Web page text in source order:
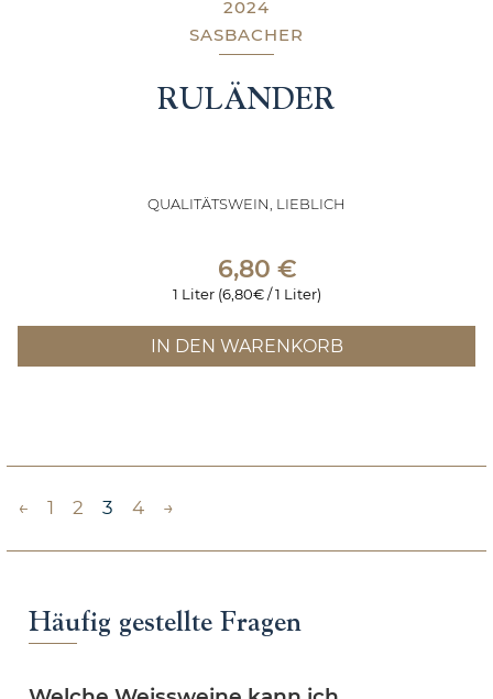
2024
SASBACHER
RULÄNDER
QUALITÄTSWEIN, LIEBLICH
6,80 €
1 Liter (6,80€ / 1 Liter)
IN DEN WARENKORB
← 1 2 3 4 →
Häufig gestellte Fragen